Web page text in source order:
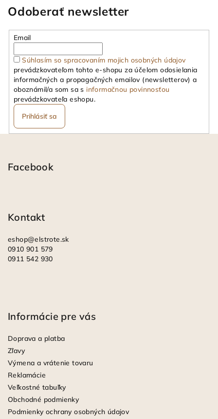
Odoberať newsletter
Email
Súhlasím so spracovaním mojich osobných údajov
prevádzkovateľom tohto e-shopu za účelom odosielania
informačných a propagačných emailov (newsletterov) a
oboznámil/a som sa s informačnou povinnosťou
prevádzkovateľa eshopu.
Prihlásiť sa
Facebook
Kontakt
eshop@elstrote.sk
0910 901 579
0911 542 930
Informácie pre vás
Doprava a platba
Zľavy
Výmena a vrátenie tovaru
Reklamácie
Veľkostné tabuľky
Obchodné podmienky
Podmienky ochrany osobných údajov